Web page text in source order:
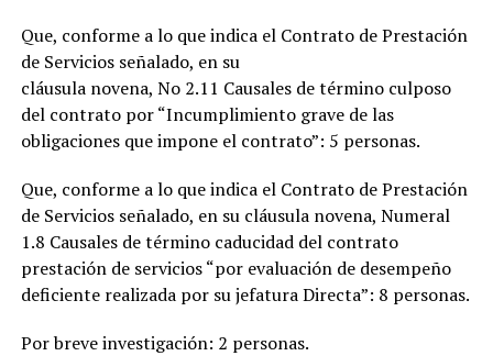
Que, conforme a lo que indica el Contrato de Prestación
de Servicios señalado, en su
cláusula novena, No 2.11 Causales de término culposo
del contrato por “Incumplimiento grave de las
obligaciones que impone el contrato”: 5 personas.
Que, conforme a lo que indica el Contrato de Prestación
de Servicios señalado, en su cláusula novena, Numeral
1.8 Causales de término caducidad del contrato
prestación de servicios “por evaluación de desempeño
deficiente realizada por su jefatura Directa”: 8 personas.
Por breve investigación: 2 personas.